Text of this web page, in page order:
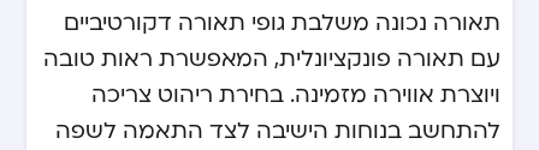
תאורה נכונה משלבת גופי תאורה דקורטיביים
עם תאורה פונקציונלית, המאפשרת ראות טובה
ויוצרת אווירה מזמינה. בחירת ריהוט צריכה
להתחשב בנוחות הישיבה לצד התאמה לשפה